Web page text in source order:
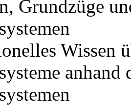
Grundzüge
Wissen